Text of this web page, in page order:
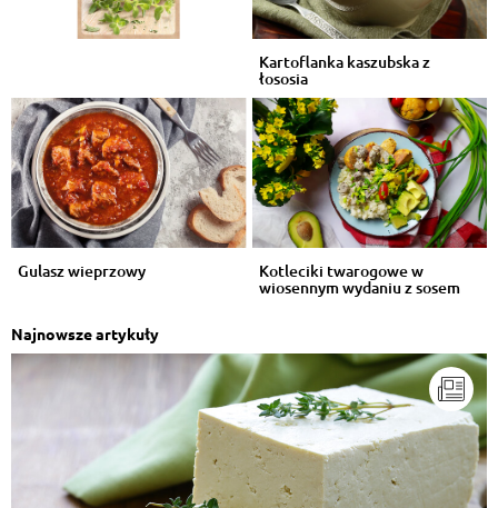
Kartoflanka kaszubska z
łososia
Gulasz wieprzowy Kotleciki twarogowe w
wiosennym wydaniu z sosem
pieczarkowym
Najnowsze artykuły